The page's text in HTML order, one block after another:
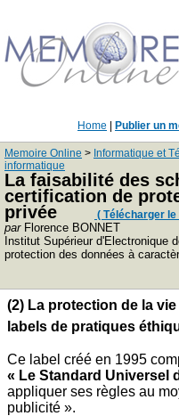
Home Publier un
Memoire Online > Informatique et
informatique
La faisabilité des
certification de
privée
( Télécharger
parFlorence BONNET
Institut Supérieur d'Electronique
protection des données à
(2) La protection de la
labels de pratiques
Ce label créé en 1995
« Le Standard Universel
appliquer ses règles au
publicité ».